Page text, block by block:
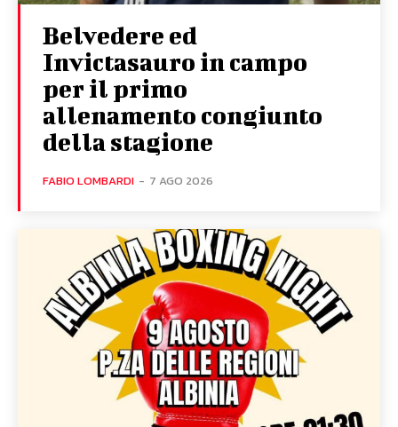
Belvedere ed
Invictasauro in campo
per il primo
allenamento congiunto
della stagione
FABIO LOMBARDI - 7 AGO 2026